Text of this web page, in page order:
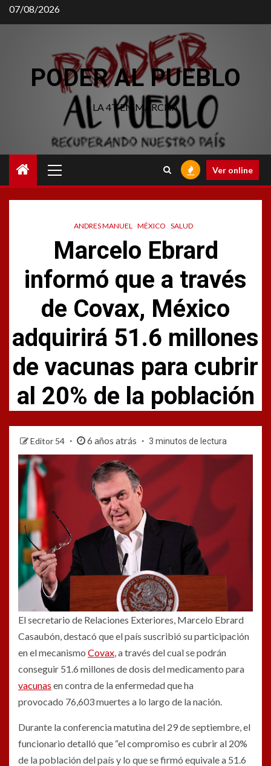
Saltar
al
07/08/2026
PODER AL PUEBLO
LA 4T EN MARCHA
principal
Ver online
ANDRES MANUEL MÉXICO SALUD
Marcelo Ebrard
informó que a través
de Covax, México
adquirirá 51.6 millones
de vacunas para cubrir
al 20% de la población
Editor 54 6 años atrás 3 minutos de lectura
El secretario de Relaciones Exteriores, Marcelo Ebrard
Casaubón, destacó que el país suscribió su participación
en el mecanismo Covax , a través del cual se podrán
conseguir 51.6 millones de dosis del medicamento para
vacunas en contra de la enfermedad que ha
provocado 76,603 muertes a lo largo de la nación.
Durante la conferencia matutina del 29 de septiembre, el
funcionario detalló que “el compromiso es cubrir al 20%
de la población del país y lo que se firmó equivale a 51.6